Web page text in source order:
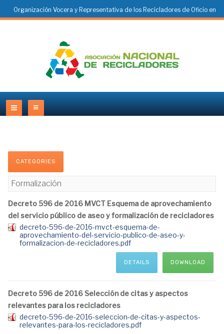
Organización Vocera y Representativa de los Recicladores de Oficio en
CATEGORIES
Formalización
Decreto 596 de 2016 MVCT Esquema de aprovechamiento
del servicio público de aseo y formalización de recicladores
decreto-596-de-2016-mvct-esquema-de-
aprovechamiento-del-servicio-publico-de-aseo-y-
formalizacion-de-recicladores.pdf
DOWNLOAD
DETAILS
Decreto 596 de 2016 Selección de citas y aspectos
relevantes para los recicladores
decreto-596-de-2016-seleccion-de-citas-y-aspectos-
relevantes-para-los-recicladores.pdf